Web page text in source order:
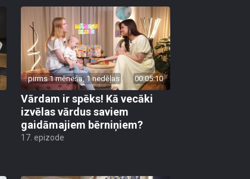
pirms 1 mēneša, 1 nedēļas 00:05:10
Vārdam ir spēks! Kā vecāki
izvēlas vārdus saviem
gaidāmajiem bērniņiem?
17. epizode